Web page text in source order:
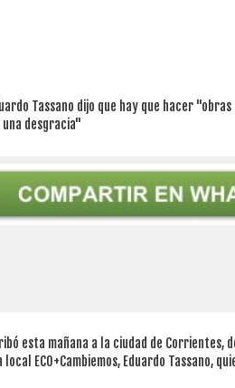
Tassano dijo que hay que hacer
desgracia"
esta mañana a la ciudad de Corrientes,
ECO+Cambiemos, Eduardo Tassano,